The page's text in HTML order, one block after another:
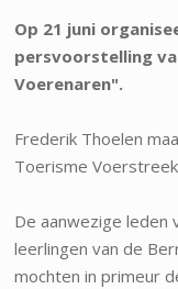
Op 21 juni
persvoorstelling
Voerenaren".
Frederik Thoelen
Toerisme
De aanwezige leden
leerlingen van de
mochten in primeur